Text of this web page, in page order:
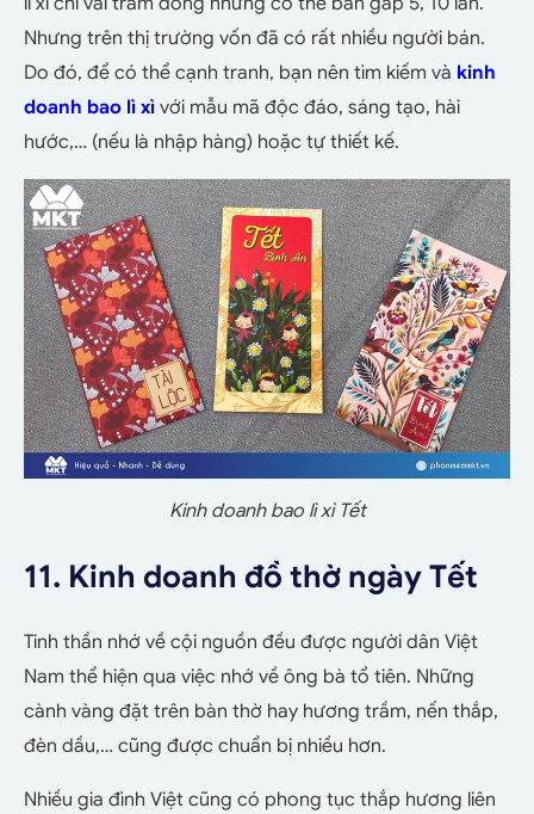
Nhưng trên thị trường vốn đã có rất nhiều người bán.
Do đó, để có thể cạnh tranh, bạn nên tìm kiếm và kinh
doanh bao lì xì với mẫu mã độc đáo, sáng tạo, hài
hước,… (nếu là nhập hàng) hoặc tự thiết kế.
Kinh doanh bao lì xì Tết
11. Kinh doanh đồ thờ ngày Tết
Tinh thần nhớ về cội nguồn đều được người dân Việt
Nam thể hiện qua việc nhớ về ông bà tổ tiên. Những
cành vàng đặt trên bàn thờ hay hương trầm, nến thắp,
đèn dầu,… cũng được chuẩn bị nhiều hơn.
Nhiều gia đình Việt cũng có phong tục thắp hương liên